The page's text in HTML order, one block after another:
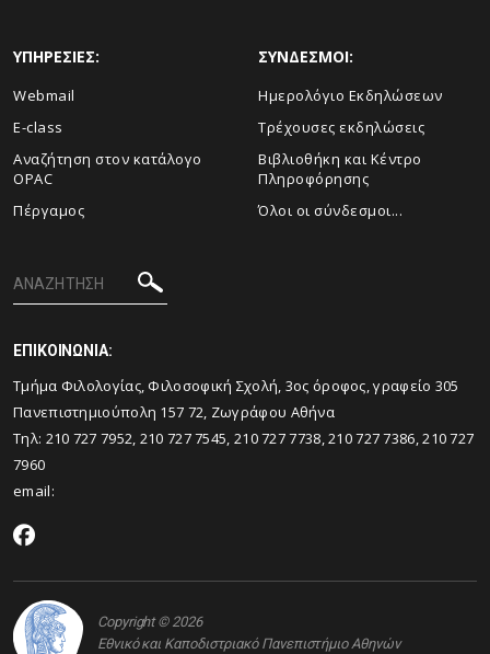
ΥΠΗΡΕΣΙΕΣ:
Webmail
E-class
Αναζήτηση στον κατάλογο
OPAC
Πέργαμος
ΣΥΝΔΕΣΜΟΙ:
Ημερολόγιο Εκδηλώσεων
Τρέχουσες εκδηλώσεις
Βιβλιοθήκη και Κέντρο
Πληροφόρησης
Όλοι οι σύνδεσμοι...
ΕΠΙΚΟΙΝΩΝΙΑ:
Tμήμα Φιλολογίας, Φιλοσοφική Σχολή, 3ος όροφος, γραφείο 305
Πανεπιστημιούπολη 157 72, Ζωγράφου Αθήνα
Τηλ: 210 727 7952, 210 727 7545, 210 727 7738, 210 727 7386, 210 727
7960
email:
Copyright © 2026
Εθνικό και Καποδιστριακό Πανεπιστήμιο Αθηνών